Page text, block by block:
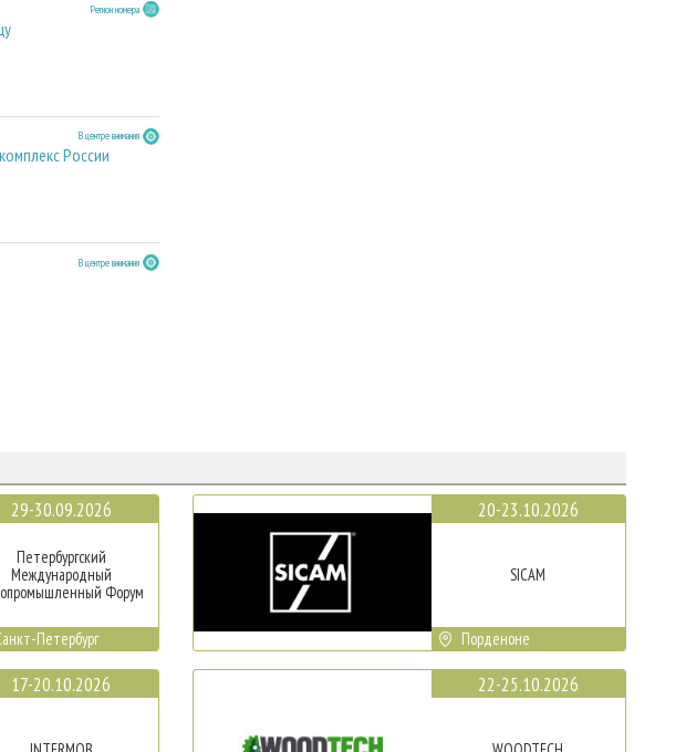
Регион номера
В центре внимания
России
В центре внимания
29-30.09.2026
Петербургский
Международный
Форум
Петербург
17-20.10.2026
20-23.10.2026
SICAM
Порденоне
22-25.10.2026